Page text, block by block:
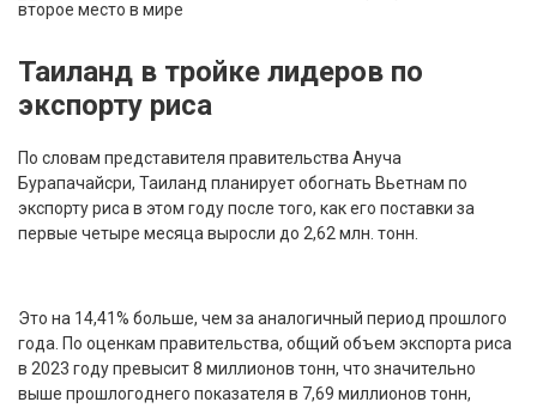
Таиланд в тройке лидеров по
экспорту риса
По словам представителя правительства Ануча
Бурапачайсри, Таиланд планирует обогнать Вьетнам по
экспорту риса в этом году после того, как его поставки за
первые четыре месяца выросли до 2,62 млн. тонн.
Это на 14,41% больше, чем за аналогичный период прошлого
года. По оценкам правительства, общий объем экспорта риса
в 2023 году превысит 8 миллионов тонн, что значительно
выше прошлогоднего показателя в 7,69 миллионов тонн,